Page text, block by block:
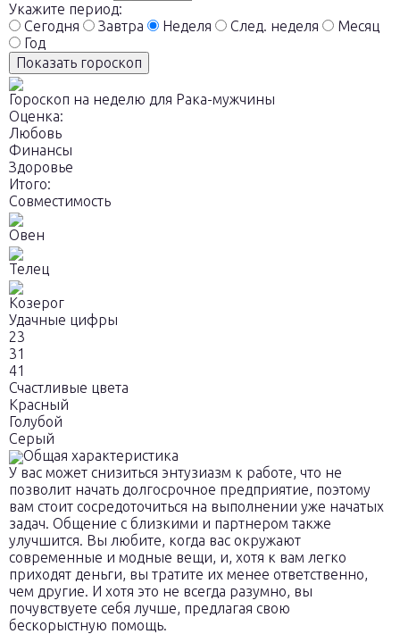
Укажите период:
Сегодня
Завтра Неделя След. неделя
Месяц
Год
Показать гороскоп
Гороскоп на неделю для Рака-мужчины
Оценка:
Любовь
Финансы
Здоровье
Итого:
Совместимость
Овен
Телец
Козерог
Удачные цифры
23
31
41
Счастливые цвета
Красный
Голубой
Серый
Общая характеристика
У вас может снизиться энтузиазм к работе, что не
позволит начать долгосрочное предприятие, поэтому
вам стоит сосредоточиться на выполнении уже начатых
задач. Общение с близкими и партнером также
улучшится. Вы любите, когда вас окружают
современные и модные вещи, и, хотя к вам легко
приходят деньги, вы тратите их менее ответственно,
чем другие. И хотя это не всегда разумно, вы
почувствуете себя лучше, предлагая свою
бескорыстную помощь.